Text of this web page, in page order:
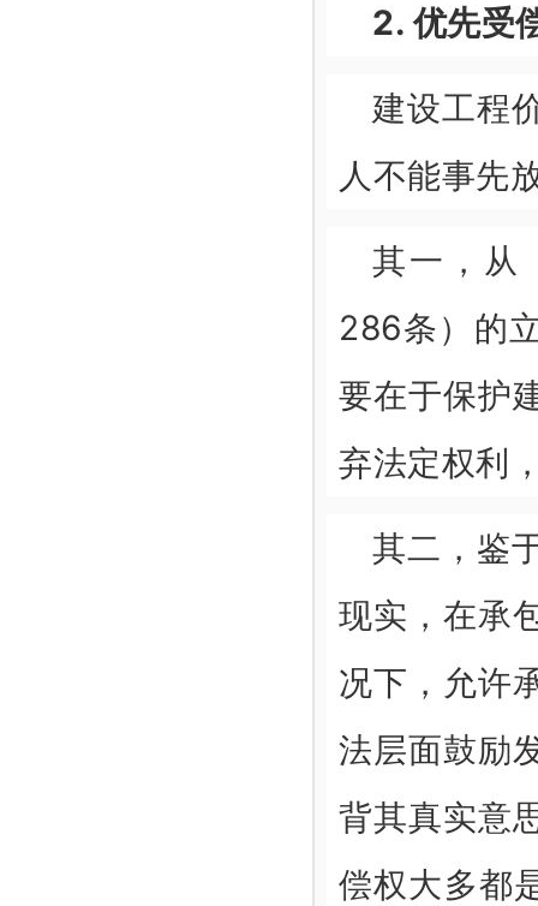
2. 优先受
建设工程
人不能事先
其一，从
286条）的
要在于保护
弃法定权利
其二，鉴
现实，在承
况下，允许
法层面鼓励
背其真实意
偿权大多都